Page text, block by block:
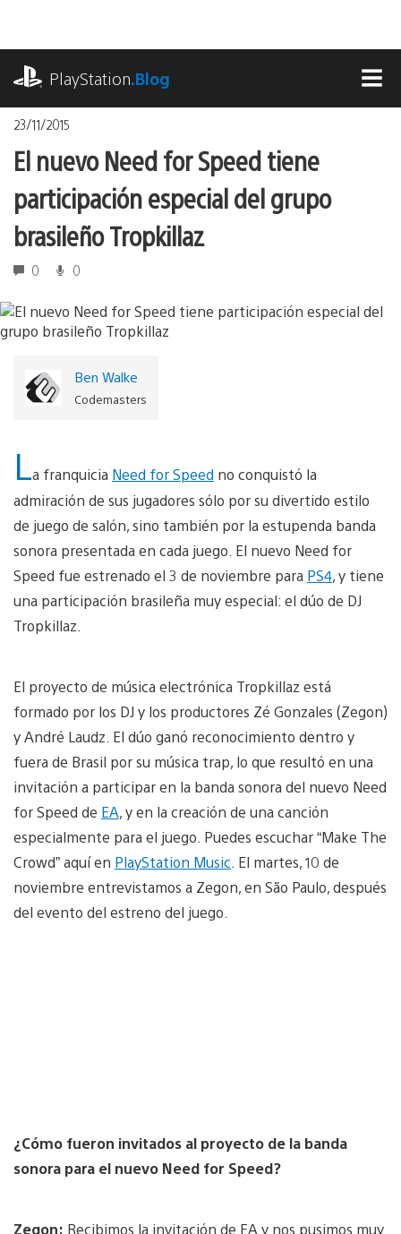
contenido
PlayStation.Blog
23/11/2015
El nuevo Need for Speed ​​tiene
participación especial del grupo
brasileño Tropkillaz
0 0
Ben Walke
Codemasters
La franquicia Need for Speed ​​no conquistó la
admiración de sus jugadores sólo por su divertido estilo
de juego de salón, sino también por la estupenda banda
sonora presentada en cada juego. El nuevo Need for
Speed ​​fue estrenado el 3 de noviembre para PS4, y tiene
una participación brasileña muy especial: el dúo de DJ
Tropkillaz.
El proyecto de música electrónica Tropkillaz está
formado por los DJ y los productores Zé Gonzales (Zegon)
y André Laudz. El dúo ganó reconocimiento dentro y
fuera de Brasil por su música trap, lo que resultó en una
invitación a participar en la banda sonora del nuevo Need
for Speed de EA, y en la creación de una canción
especialmente para el juego. Puedes escuchar “Make The
Crowd” aquí en PlayStation Music . El martes, 10 de
noviembre entrevistamos a Zegon, en São Paulo, después
del evento del estreno del juego.
¿Cómo fueron invitados al proyecto de la banda
sonora para el nuevo Need for Speed?
Zegon: Recibimos la invitación de EA y nos pusimos muy